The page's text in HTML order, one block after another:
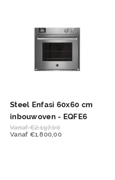
Steel Enfasi 60x60 cm
inbouwoven - EQFE6
Vanaf€2.197,00
Vanaf €1.800,00